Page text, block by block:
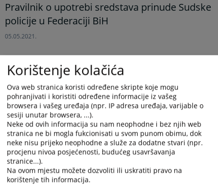
Pravilnik o upotrebi sredstava prinude Sudske
policije u Federaciji BiH
05.05.2021.
Prikazana vijest je na: Bosanski jezik
Prateći dokumenti
Pravilnik o upotrebi sredstava prinude Sudske policije u
Federaciji BiH - BS
Pravilnik o upotrebi sredstava prinude Sudske policije u
Federaciji BiH - HR
Pravilnik o upotrebi sredstava prinude Sudske policije u
Federaciji BiH - SR
Korištenje kolačića
Ova web stranica koristi određene skripte koje mogu
pohranjivati i koristiti određene informacije iz vašeg
browsera i vašeg uređaja (npr. IP adresa uređaja, varijable o
sesiji unutar browsera, ...).
Neke od ovih informacija su nam neophodne i bez njih web
stranica ne bi mogla fukcionisati u svom punom obimu, dok
neke nisu prijeko neophodne a služe za dodatne stvari (npr.
procjenu nivoa posjećenosti, budućeg usavršavanja
stranice...).
Na ovom mjestu možete dozvoliti ili uskratiti pravo na
korištenje tih informacija.